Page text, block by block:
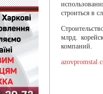
строиться в
млрд.
компаний.